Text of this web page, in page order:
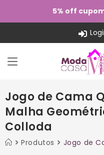
5% off cupom
Jogo de Cama
Malha
Colloda
Produtos Jogo de